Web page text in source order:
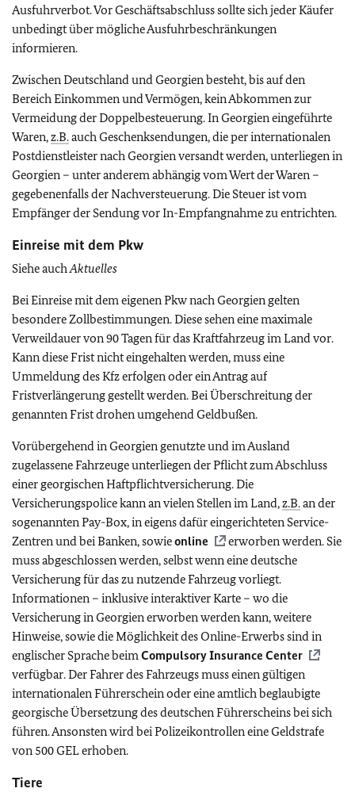
Ausfuhrverbot. Vor Geschäftsabschluss sollte sich jeder Käufer
unbedingt über mögliche Ausfuhrbeschränkungen
informieren.
Zwischen Deutschland und Georgien besteht, bis auf den
Bereich Einkommen und Vermögen, kein Abkommen zur
Vermeidung der Doppelbesteuerung. In Georgien eingeführte
Waren,z.B.auch Geschenksendungen, die per internationalen
Postdienstleister nach Georgien versandt werden, unterliegen in
Georgien – unter anderem abhängig vom Wert der Waren –
gegebenenfalls der Nachversteuerung. Die Steuer ist vom
Empfänger der Sendung vor In-Empfangnahme zu entrichten.
Einreise mit dem Pkw
Siehe auchAktuelles
Bei Einreise mit dem eigenen Pkw nach Georgien gelten
besondere Zollbestimmungen. Diese sehen eine maximale
Verweildauer von 90 Tagen für das Kraftfahrzeug im Land vor.
Kann diese Frist nicht eingehalten werden, muss eine
Ummeldung des Kfz erfolgen oder ein Antrag auf
Fristverlängerung gestellt werden. Bei Überschreitung der
genannten Frist drohen umgehend Geldbußen.
Vorübergehend in Georgien genutzte und im Ausland
zugelassene Fahrzeuge unterliegen der Pflicht zum Abschluss
einer georgischen Haftpflichtversicherung. Die
Versicherungspolice kann an vielen Stellen im Land,z.B.an der
sogenannten Pay-Box, in eigens dafür eingerichteten Service-
Zentren und bei Banken, sowieonline
erworben werden. Sie
muss abgeschlossen werden, selbst wenn eine deutsche
Versicherung für das zu nutzende Fahrzeug vorliegt.
Informationen – inklusive interaktiver Karte – wo die
Versicherung in Georgien erworben werden kann, weitere
Hinweise, sowie die Möglichkeit des Online-Erwerbs sind in
englischer Sprache beimCompulsory Insurance Center
verfügbar.Der Fahrer des Fahrzeugs muss einen gültigen
internationalen Führerschein oder eine amtlich beglaubigte
georgische Übersetzung des deutschen Führerscheins bei sich
führen. Ansonsten wird bei Polizeikontrollen eine Geldstrafe
von 500 GEL erhoben.
Tiere